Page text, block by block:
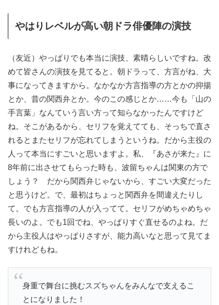
やはりレベルが高い朝ドラ俳優陣の演技
（友近）やっぱりでも本当に演技、素晴らしいですね。改
めて皆さんの演技を見てると。朝ドラって、方言がね、大
事になってきますから。なかなか方言指導の方とかの抑揚
とか、昔の関西弁とか。今のこの感じとか……今も「山の
手言葉」なんていう言い方って知らなかったんですけど
ね。そこがあるから、セリフを覚えてても、そっちで直さ
れるとまたセリフが忘れてしまうというね。だから主役の
人って本当にすごいと思いますよ。私、『あさが来た』に
8年前に出させてもらった時も、波留ちゃんは関東の方で
しょう？ だから関西弁じゃないから、すごい大変だった
と思うけど。で、最初はちょっと関西弁を間違えたりし
て。でも方言指導の人が入ってて。セリフがめちゃめちゃ
長いのよ。でも1回でね、やっぱりすぐ直せるのよね。だ
から主役人はやっぱりさすが、能力高いなと思って見てま
すけれどもね。
身重で舞台に挑むスズちゃんをみんなで支えるこ
とになりました！